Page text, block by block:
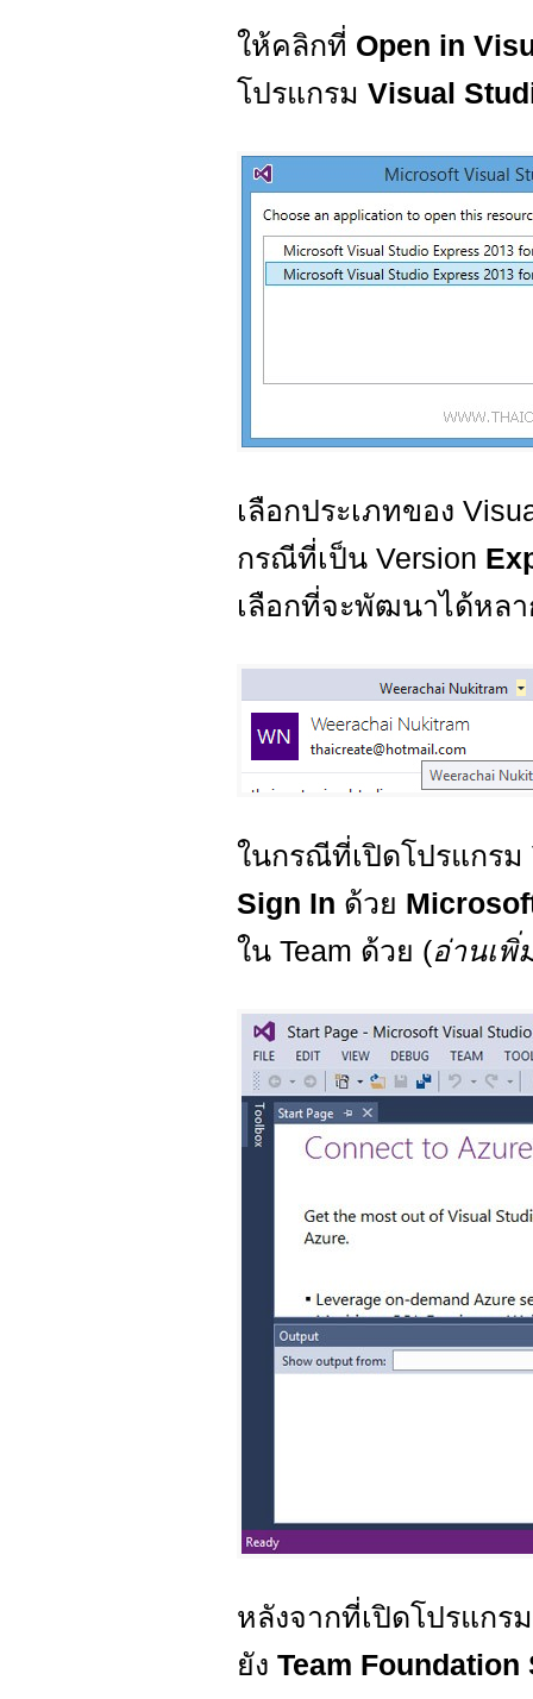
ให้คลิกที่ Open in
โปรแกรม Visual
เลือกประเภทของ
กรณีที่เป็น Version
เลือกที่จะพัฒนาได้หล
ในกรณีที่เปิดโปรแกรม
Sign In ด้วย
ใน Team ด้วย (อ่านเพิ่
หลังจากที่เปิดโปรแกร
ยัง Team